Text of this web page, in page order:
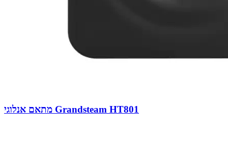
מתאם אנלוגי Grandsteam HT801